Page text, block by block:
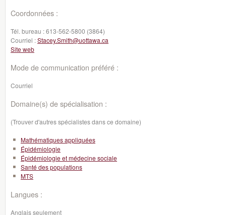
Coordonnées :
Tél. bureau :613-562-5800 (3864)
Courriel :Stacey.Smith@uottawa.ca
Site web
Mode de communication préféré :
Courriel
Domaine(s) de spécialisation :
(Trouver d'autres spécialistes dans ce domaine)
Mathématiques appliquées
Épidémiologie
Épidémiologie et médecine sociale
Santé des populations
MTS
Langues :
Anglais seulement